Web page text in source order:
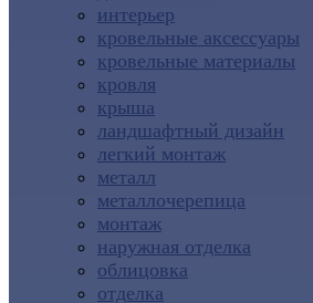
интерьер
кровельные аксессуары
кровельные материалы
кровля
крыша
ландшафтный дизайн
легкий монтаж
металл
металлочерепица
монтаж
наружная отделка
облицовка
отделка